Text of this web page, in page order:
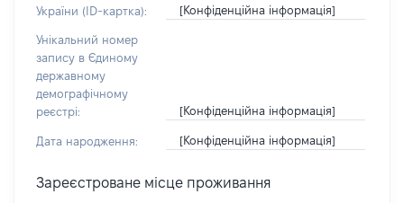
України (ID-картка):
[Конфіденційна інформація]
Унікальний номер
запису в Єдиному
державному
демографічному
реєстрі:
[Конфіденційна інформація]
Дата народження: [Конфіденційна інформація]
Зареєстроване місце проживання